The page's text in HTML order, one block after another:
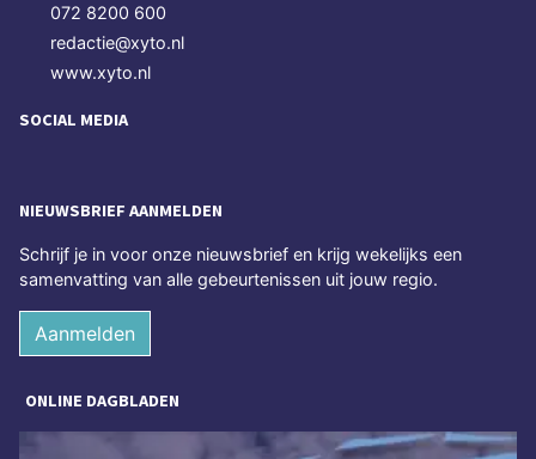
072 8200 600
redactie@xyto.nl
www.xyto.nl
SOCIAL MEDIA
NIEUWSBRIEF AANMELDEN
Schrijf je in voor onze nieuwsbrief en krijg wekelijks een
samenvatting van alle gebeurtenissen uit jouw regio.
Aanmelden
ONLINE DAGBLADEN